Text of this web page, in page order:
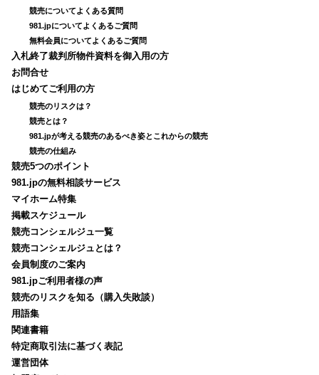
競売についてよくある質問
981.jpについてよくあるご質問
無料会員についてよくあるご質問
入札終了裁判所物件資料を御入用の方
お問合せ
はじめてご利用の方
競売のリスクは？
競売とは？
981.jpが考える競売のあるべき姿とこれからの競売
競売の仕組み
競売5つのポイント
981.jpの無料相談サービス
マイホーム特集
掲載スケジュール
競売コンシェルジュ一覧
競売コンシェルジュとは？
会員制度のご案内
981.jpご利用者様の声
競売のリスクを知る（購入失敗談）
用語集
関連書籍
特定商取引法に基づく表記
運営団体